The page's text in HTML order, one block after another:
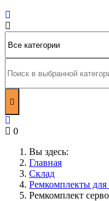
0
Вы здесь:
Главная
Склад
Ремкомплекты для
Ремкомплект